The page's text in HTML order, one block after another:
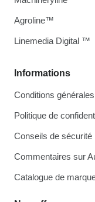
Informations
Conditions
Politique de
Conseils de sécurité
Commentaires sur
Catalogue de
Agroline™
Linemedia Digital ™